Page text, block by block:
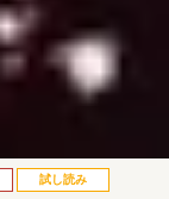
試し読み